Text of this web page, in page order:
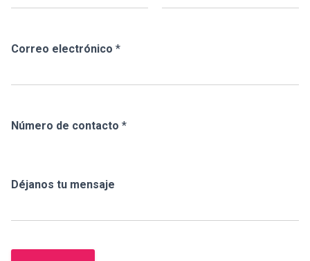
Correo electrónico *
Número de contacto *
Déjanos tu mensaje